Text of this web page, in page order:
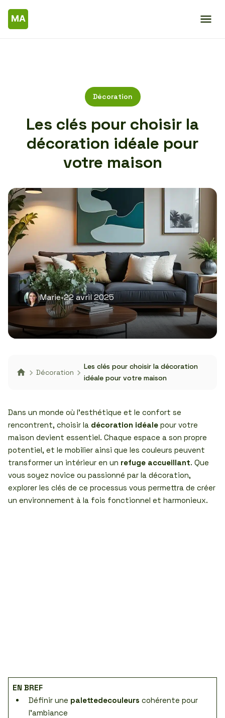
Décoration
Les clés pour choisir la
décoration idéale pour
votre maison
Marie•22 avril 2025
Décoration
Les clés pour choisir la décoration
idéale pour votre maison
Dans un monde où l’esthétique et le confort se
rencontrent, choisir la décoration idéale pour votre
maison devient essentiel. Chaque espace a son propre
potentiel, et le mobilier ainsi que les couleurs peuvent
transformer un intérieur en un refuge accueillant. Que
vous soyez novice ou passionné par la décoration,
explorer les clés de ce processus vous permettra de créer
un environnement à la fois fonctionnel et harmonieux.
EN BREF
Définir une palettedecouleurs cohérente pour
l’ambiance